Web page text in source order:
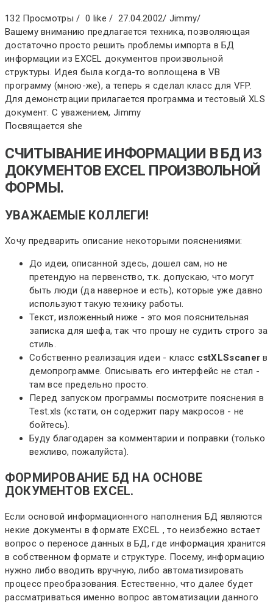
132 Просмотры / 0 like / 27.04.2002/ Jimmy/
Вашему вниманию предлагается техника, позволяющая
достаточно просто решить проблемы импорта в БД
информации из EXCEL документов произвольной
структуры. Идея была когда-то воплощена в VB
программу (мною-же), а теперь я сделал класс для VFP.
Для демонстрации прилагается программа и тестовый XLS
документ. С уважением, Jimmy
Посвящается she
СЧИТЫВАНИЕ ИНФОРМАЦИИ В БД ИЗ
ДОКУМЕНТОВ EXCEL ПРОИЗВОЛЬНОЙ
ФОРМЫ.
УВАЖАЕМЫЕ КОЛЛЕГИ!
Хочу предварить описание некоторыми пояснениями:
До идеи, описанной здесь, дошел сам, но не
претендую на первенство, т.к. допускаю, что могут
быть люди (да наверное и есть), которые уже давно
используют такую технику работы.
Текст, изложенный ниже - это моя пояснительная
записка для шефа, так что прошу не судить строго за
стиль.
Собственно реализация идеи - класс cstXLSscaner в
демопрограмме. Описывать его интерфейс не стал -
там все предельно просто.
Перед запуском программы посмотрите пояснения в
Test.xls (кстати, он содержит пару макросов - не
бойтесь).
Буду благодарен за комментарии и поправки (только
вежливо, пожалуйста).
ФОРМИРОВАНИЕ БД НА ОСНОВЕ
ДОКУМЕНТОВ EXCEL.
Если основой информационного наполнения БД являются
некие документы в формате EXCEL , то неизбежно встает
вопрос о переносе данных в БД, где информация хранится
в собственном формате и структуре. Посему, информацию
нужно либо вводить вручную, либо автоматизировать
процесс преобразования. Естественно, что далее будет
рассматриваться именно вопрос автоматизации данного